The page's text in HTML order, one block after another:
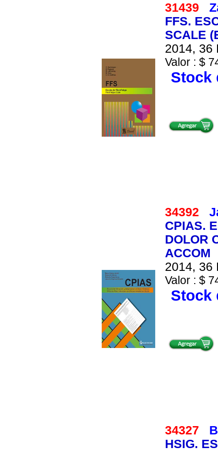
31439
FFS.
SCALE
2014, 36
Valor : $
Stock
34392
CPIAS.
DOLOR
ACCOM
2014, 36
Valor : $
Stock
34327
HSIG.